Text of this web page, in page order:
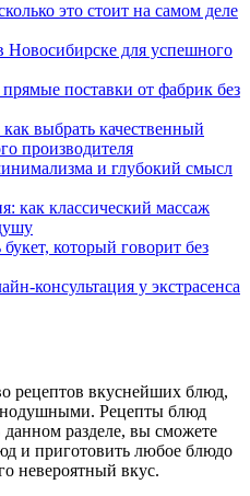
это стоит на самом деле
Новосибирске для успешного
поставки от фабрик без
выбрать качественный
производителя
и глубокий смысл
как классический массаж
который говорит без
консультация у экстрасенса
рецептов вкуснейших блюд,
Рецепты блюд
разделе, вы сможете
и приготовить любое блюдо
невероятный вкус.